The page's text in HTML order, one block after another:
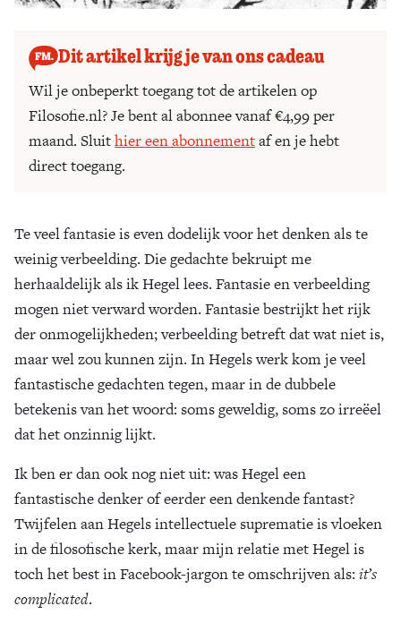
Dit artikel krijg je van ons cadeau
Wil je onbeperkt toegang tot de artikelen op
Filosofie.nl? Je bent al abonnee vanaf €4,99 per
maand. Sluithier een abonnementaf en je hebt
direct toegang.
Te veel fantasie is even dodelijk voor het denken als te
weinig verbeelding. Die gedachte bekruipt me
herhaaldelijk als ik Hegel lees. Fantasie en verbeelding
mogen niet verward worden. Fantasie bestrijkt het rijk
der onmogelijkheden; verbeelding betreft dat wat niet is,
maar wel zou kunnen zijn. In Hegels werk kom je veel
fantastische gedachten tegen, maar in de dubbele
betekenis van het woord: soms geweldig, soms zo irreëel
dat het onzinnig lijkt.
Ik ben er dan ook nog niet uit: was Hegel een
fantastische denker of eerder een denkende fantast?
Twijfelen aan Hegels intellectuele suprematie is vloeken
in de filosofische kerk, maar mijn relatie met Hegel is
toch het best in Facebook-jargon te omschrijven als: it’s
complicated.